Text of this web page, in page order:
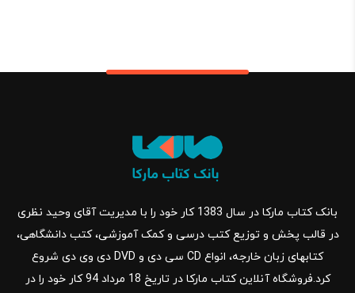
بانک کتاب مارکا در سال 1383 کار خود را با مدیریت آقای وحید نظری
در قالب پخش و توزیع کتب درسی و کمک آموزشی، کتب دانشگاهی،
کتابهای زبان خارجه، انواع CD سی دی و DVD دی وی دی شروع
کرد.فروشگاه آنلاین کتاب مارکا در تاریخ 18 مرداد 94 کار خود را در